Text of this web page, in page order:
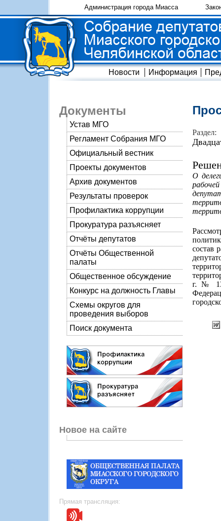
Администрация города Миасса
Новости Информация
Документы
Устав МГО
Регламент Собрания МГО
Официальный вестник
Проекты документов
Архив документов
Результаты проверок
Профилактика коррупции
Прокуратура разъясняет
Отчёты депутатов
Отчёты Общественной
палаты
Общественное обсуждение
Конкурс на должность Главы
Схемы округов для
проведения выборов
Поиск документа
Новое на сайте
Прямая трансляция:
Раздел:
О
состав
г. №